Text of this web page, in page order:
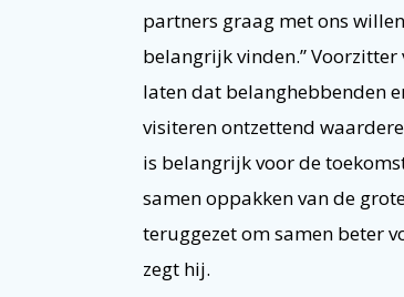
partners graag met ons
belangrijk vinden.”
laten dat belanghebbenden
visiteren ontzettend
is belangrijk voor de
samen oppakken van de
teruggezet om samen beter
zegt hij.